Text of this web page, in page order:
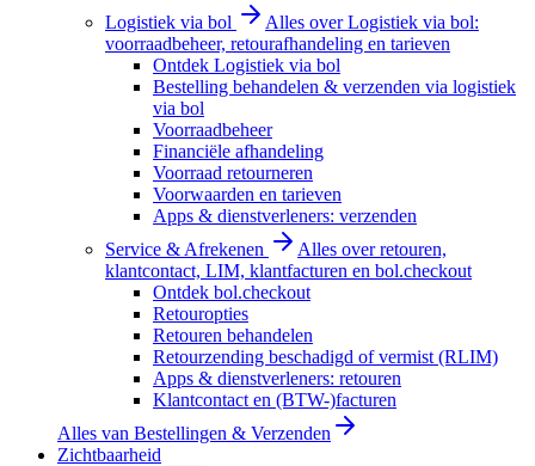
Logistiek via bol
Alles over Logistiek via bol:
voorraadbeheer, retourafhandeling en tarieven
Ontdek Logistiek via bol
Bestelling behandelen & verzenden via logistiek
via bol
Voorraadbeheer
Financiële afhandeling
Voorraad retourneren
Voorwaarden en tarieven
Apps & dienstverleners: verzenden
Service & Afrekenen
Alles over retouren,
klantcontact, LIM, klantfacturen en bol.checkout
Ontdek bol.checkout
Retouropties
Retouren behandelen
Retourzending beschadigd of vermist (RLIM)
Apps & dienstverleners: retouren
Klantcontact en (BTW-)facturen
Alles van Bestellingen & Verzenden
Zichtbaarheid